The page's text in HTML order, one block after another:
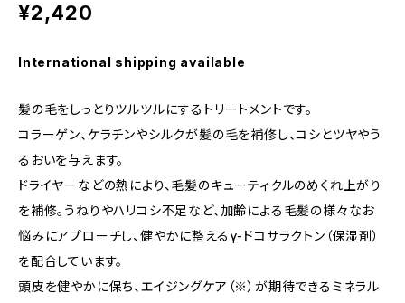
¥2,420
International shipping available
髪の毛をしっとりツルツルにするトリートメントです。
コラーゲン、ケラチンやシルクが髪の毛を補修し、コシとツヤやう
るおいを与えます。
ドライヤーなどの熱により、毛髪のキューティクルのめくれ上がり
を補修。うねりやハリコシ不足など、加齢による毛髪の様々なお
悩みにアプローチし、健やかに整えるγ-ドコサラクトン（保湿剤）
を配合しています。
頭皮を健やかに保ち、エイジングケア（※）が期待できるミネラル